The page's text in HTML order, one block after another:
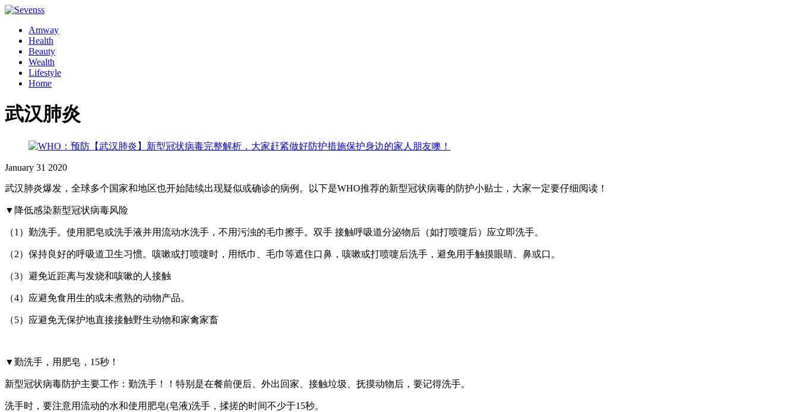
Amway
Health
Beauty
Wealth
Lifestyle
Home
武汉肺炎
January 31 2020
武汉肺炎爆发，全球多个国家和地区也开始陆续出现疑似或确诊的病例。以下是WHO推荐的新型冠状病毒的防护小贴士，大家一定要仔细阅读！
▼降低感染新型冠状病毒风险
（1）勤洗手。使用肥皂或洗手液并用流动水洗手，不用污浊的毛巾擦手。双手 接触呼吸道分泌物后（如打喷嚏后）应立即洗手。
（2）保持良好的呼吸道卫生习惯。咳嗽或打喷嚏时，用纸巾、毛巾等遮住口鼻，咳嗽或打喷嚏后洗手，避免用手触摸眼睛、鼻或口。
（3）避免近距离与发烧和咳嗽的人接触
（4）应避免食用生的或未煮熟的动物产品。
（5）应避免无保护地直接接触野生动物和家禽家畜
▼勤洗手，用肥皂，15秒！
新型冠状病毒防护主要工作：勤洗手！！特别是在餐前便后、外出回家、接触垃圾、抚摸动物后，要记得洗手。
洗手时，要注意用流动的水和使用肥皂(皂液)洗手，揉搓的时间不少于15秒。